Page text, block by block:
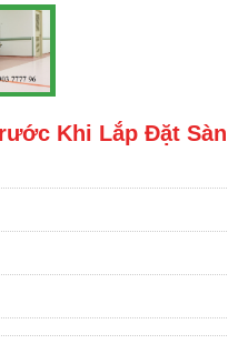
Khi Lắp Đặt Sàn